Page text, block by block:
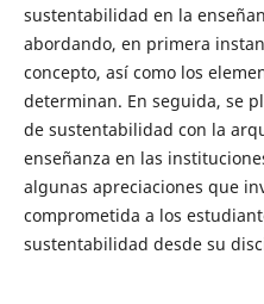
sustentabilidad en la
abordando, en primera
concepto, así como los
determinan. En seguida, se
de sustentabilidad con la
enseñanza en las
algunas apreciaciones que
comprometida a los
sustentabilidad desde su